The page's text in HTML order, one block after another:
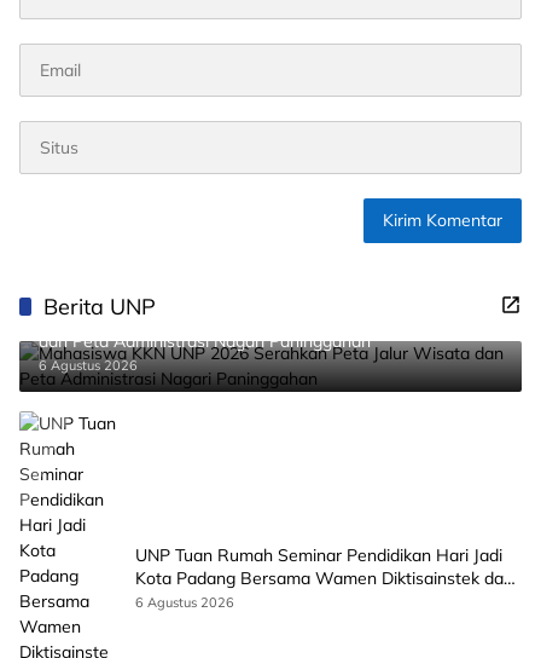
Berita UNP
Mahasiswa KKN UNP 2026 Serahkan Peta Jalur Wisata
dan Peta Administrasi Nagari Paninggahan
6 Agustus 2026
UNP Tuan Rumah Seminar Pendidikan Hari Jadi
Kota Padang Bersama Wamen Diktisainstek dan
CEO EMGS Malaysia
6 Agustus 2026